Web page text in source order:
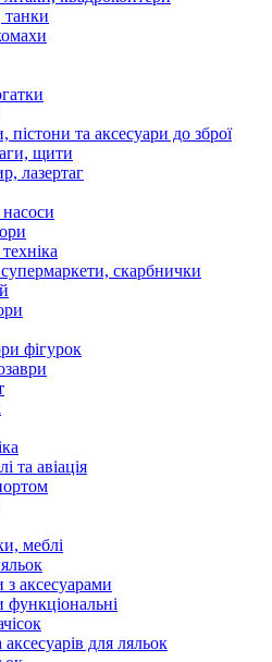
танки
пістони та аксесуари до зброї
щити
лазертаг
скарбнички
фігурок
та авіація
меблі
аксесуарами
для ляльок